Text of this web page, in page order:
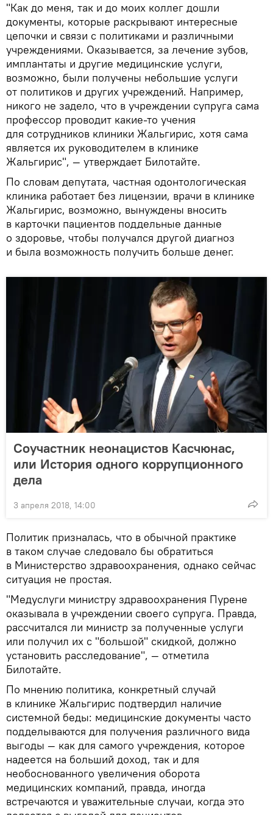
"Как до меня, так и до моих коллег дошли
документы, которые раскрывают интересные
цепочки и связи с политиками и различными
учреждениями. Оказывается, за лечение зубов,
имплантаты и другие медицинские услуги,
возможно, были получены небольшие услуги
от политиков и других учреждений. Например,
никого не задело, что в учреждении супруга сама
профессор проводит какие-то учения
для сотрудников клиники Жальгирис, хотя сама
является их руководителем в клинике
Жальгирис", — утверждает Билотайте.
По словам депутата, частная одонтологическая
клиника работает без лицензии, врачи в клинике
Жальгирис, возможно, вынуждены вносить
в карточки пациентов поддельные данные
о здоровье, чтобы получался другой диагноз
и была возможность получить больше денег.
Соучастник неонацистов Касчюнас,
или История одного коррупционного
дела
3 апреля 2018, 14:00
Политик призналась, что в обычной практике
в таком случае следовало бы обратиться
в Министерство здравоохранения, однако сейчас
ситуация не простая.
"Медуслуги министру здравоохранения Пурене
оказывала в учреждении своего супруга. Правда,
рассчитался ли министр за полученные услуги
или получил их с "большой" скидкой, должно
установить расследование", — отметила
Билотайте.
По мнению политика, конкретный случай
в клинике Жальгирис подтвердил наличие
системной беды: медицинские документы часто
подделываются для получения различного вида
выгоды — как для самого учреждения, которое
надеется на больший доход, так и для
необоснованного увеличения оборота
медицинских компаний, правда, иногда
встречаются и уважительные случаи, когда это